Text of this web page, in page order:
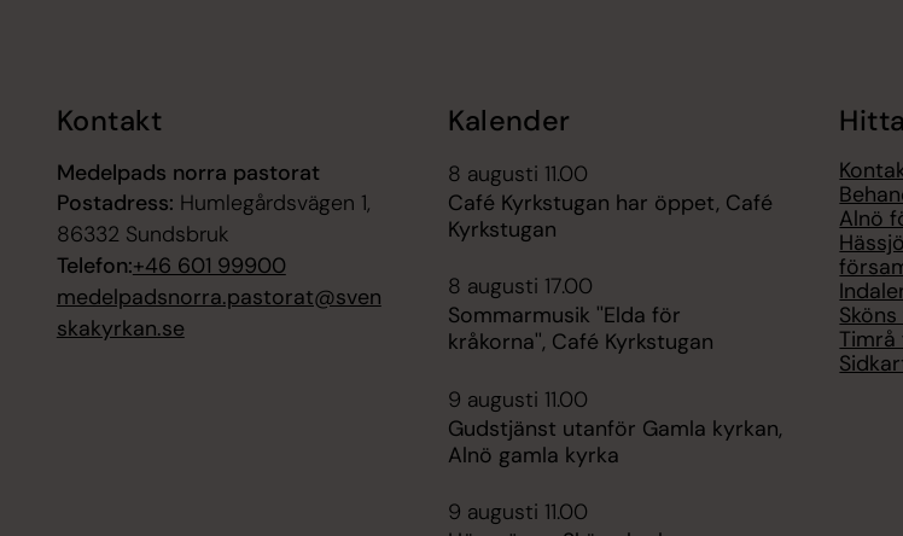
Kontakt
Medelpads norra pastorat
Postadress: Humlegårdsvägen 1,
86332 Sundsbruk
Telefon:+46 601 99900
medelpadsnorra.pastorat@sven
skakyrkan.se
Kalender
8 augusti 11.00
Café Kyrkstugan har öppet, Café
Kyrkstugan
8 augusti 17.00
Sommarmusik ''Elda för
kråkorna'', Café Kyrkstugan
9 augusti 11.00
Gudstjänst utanför Gamla kyrkan,
Alnö gamla kyrka
9 augusti 11.00
Alnö
Timrå